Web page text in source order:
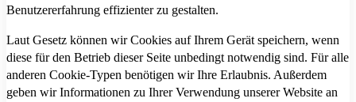
Benutzererfahrung effizienter zu gestalten.
Laut Gesetz können wir Cookies auf Ihrem Gerät speichern, wenn
diese für den Betrieb dieser Seite unbedingt notwendig sind. Für alle
anderen Cookie-Typen benötigen wir Ihre Erlaubnis. Außerdem
geben wir Informationen zu Ihrer Verwendung unserer Website an